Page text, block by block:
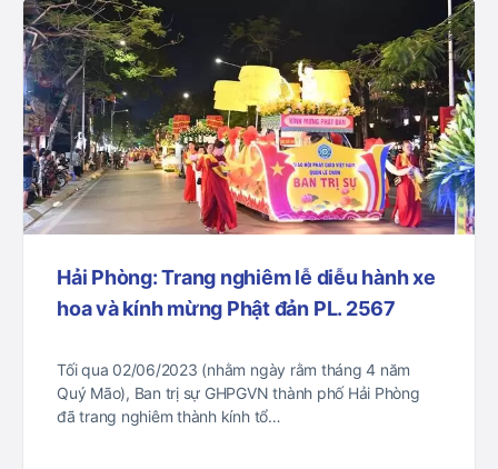
Hải Phòng: Trang nghiêm lễ diễu hành xe
hoa và kính mừng Phật đản PL. 2567
Tối qua 02/06/2023 (nhằm ngày rằm tháng 4 năm
Quý Mão), Ban trị sự GHPGVN thành phố Hải Phòng
đã trang nghiêm thành kính tổ…